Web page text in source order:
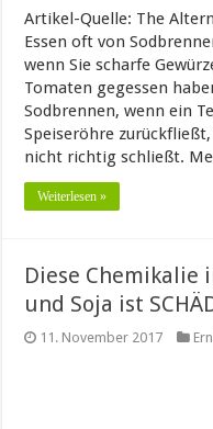
Artikel-Quelle: The
Essen oft von
wenn Sie scharfe
Tomaten gegessen
Sodbrennen, wenn ein
Speiseröhre
nicht richtig schließt.
Weiterlesen »
Diese Chemikalie
und Soja ist
11. November 2017